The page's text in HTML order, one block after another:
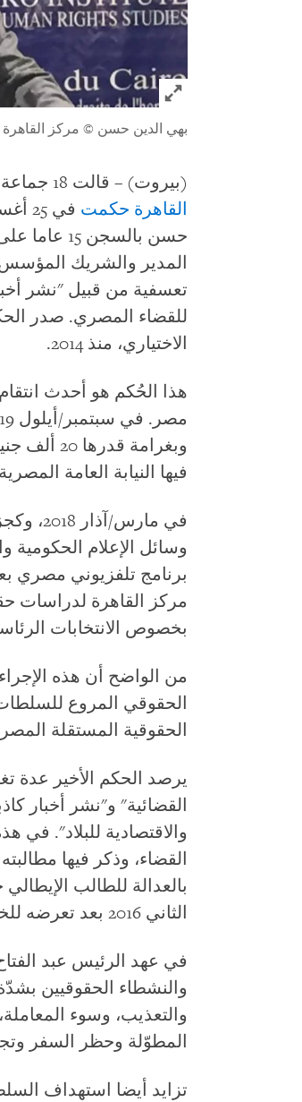
Click to expand Image
بهي الدين حسن © مركز
(بيروت) – قالت 18 جماعة حقوقية اليوم إن «الدائرة 5 إرهاب» بمحكمة جنايات
القاهرة حكمت
حسن
المدير والشريك المؤسس
تعسفية من قبيل "نشر
للقضاء المصري. صدر
الاختياري، منذ 2014.
هذا الحُكم هو أحدث
مصر. في سبتمبر/أيلول 2019،
فيها النيابة العامة
في
وسائل الإعلام الحكومية
برنامج تلفزيوني مصري
مركز القاهرة لدراسات
بخصوص الانتخابات
من الواضح أن هذه
الحقوقي المروع
الحقوقية المستقلة
يرصد الحكم الأخير
القضائية" و"نشر أخبار
والاقتصادية للبلاد". في
القضاء، وذكر فيها
بالعدالة للطالب
الثاني 2016 بعد تعرضه للخطف والتعذيب الوحشي.
في عهد الرئيس عبد
والنشطاء الحقوقيين
والتعذيب، وسوء
المطوّلة وحظر السفر
تزايد أيضا استهداف